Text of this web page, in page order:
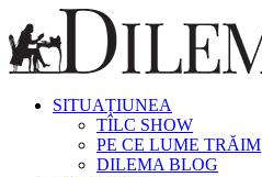
SITUAȚIUNEA
TÎLC SHOW
PE CE LUME TRĂIM
DILEMA BLOG